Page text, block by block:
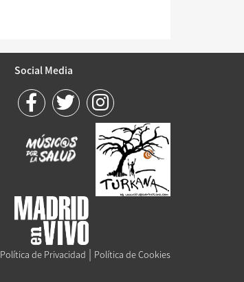
Social Media
Política de Privacidad | Política de Cookies